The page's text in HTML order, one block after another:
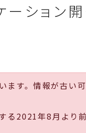
ション
ます。情報が古い
る2021年8月より